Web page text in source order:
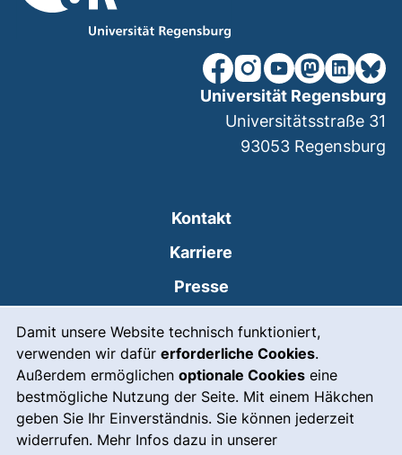
Damit unsere Website technisch funktioniert,
verwenden wir dafür erforderliche Cookies.
Außerdem ermöglichen optionale Cookies eine
bestmögliche Nutzung der Seite. Mit einem Häkchen
geben Sie Ihr Einverständnis. Sie können jederzeit
widerrufen. Mehr Infos dazu in unserer
unsere Facebook-Seite
unsere Instagram-
unsere YouTube-
unsereunsere
Kontakt
Karriere
Presse
Leichte Sprache
Gebärdensprache
Notfall(externer Link, öffnet
Universität Regensburg
Universitätsstraße 31
93053 Regensburg